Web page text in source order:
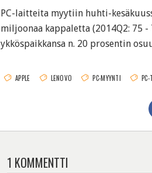
PC-laitteita myytiin huhti-
miljoonaa kappaletta (2014Q2: 75
ykköspaikkansa n. 20 prosentin
APPLE LENOVO PC-MYYNTI
1 KOMMENTTI